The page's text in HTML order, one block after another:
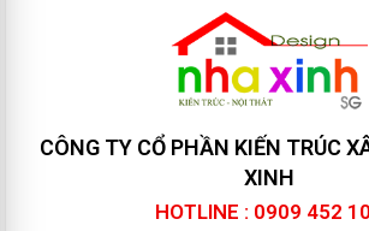
CÔNG TY CỔ PHẦN KIẾN TRÚC
XINH
HOTLINE : 0909 452